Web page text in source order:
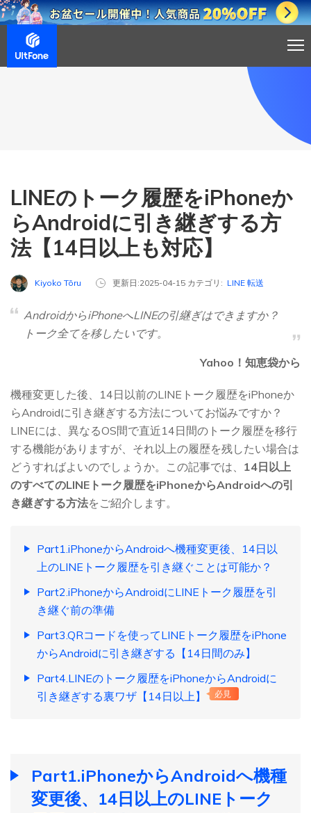
LINEのトーク履歴をiPhoneか
らAndroidに引き継ぎする方
法【14日以上も対応】
Kiyoko Tōru 更新日:2025-04-15 カテゴリ: LINE 転送
AndroidからiPhoneへLINEの引継ぎはできますか？
トーク全てを移したいです。
Yahoo！知恵袋から
機種変更した後、14日以前のLINEトーク履歴をiPhoneか
らAndroidに引き継ぎする方法についてお悩みですか？
LINEには、異なるOS間で直近14日間のトーク履歴を移行
する機能がありますが、それ以上の履歴を残したい場合は
どうすればよいのでしょうか。この記事では、 14日以上
のすべてのLINEトーク履歴をiPhoneからAndroidへの引
き継ぎする方法をご紹介します。
Part1.iPhoneからAndroidへ機種変更後、14日以
上のLINEトーク履歴を引き継ぐことは可能か？
Part2.iPhoneからAndroidにLINEトーク履歴を引
き継ぐ前の準備
Part3.QRコードを使ってLINEトーク履歴をiPhone
からAndroidに引き継ぎする【14日間のみ】
Part4.LINEのトーク履歴をiPhoneからAndroidに
引き継ぎする裏ワザ【14日以上】
必見
Part1.iPhoneからAndroidへ機種
変更後、14日以上のLINEトーク